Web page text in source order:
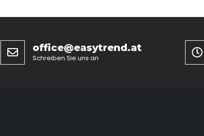
office@easytrend.at
Schreiben Sie uns an